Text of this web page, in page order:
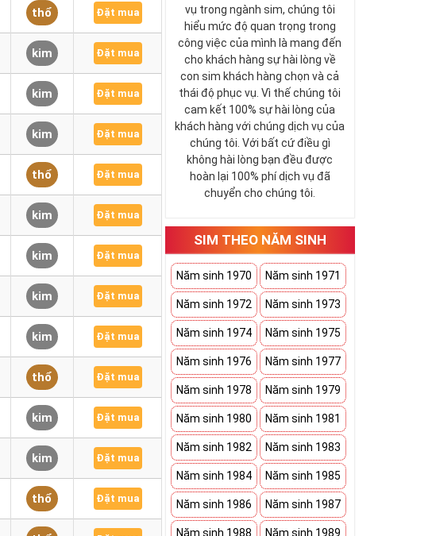
thổ Đặt mua
kim Đặt mua
kim Đặt mua
kim Đặt mua
thổ Đặt mua
kim Đặt mua
kim Đặt mua
kim Đặt mua
kim Đặt mua
thổ Đặt mua
kim Đặt mua
kim Đặt mua
thổ Đặt mua
vụ trong ngành sim, chúng tôi
hiểu mức độ quan trọng trong
công việc của mình là mang đến
cho khách hàng sự hài lòng về
con sim khách hàng chọn và cả
thái độ phục vụ. Vì thế chúng tôi
cam kết 100% sự hài lòng của
khách hàng với chúng dịch vụ của
chúng tôi. Với bất cứ điều gì
không hài lòng bạn đều được
hoàn lại 100% phí dịch vụ đã
chuyển cho chúng tôi.
SIM THEO NĂM SINH
Năm sinh 1970 Năm sinh 1971
Năm sinh 1972 Năm sinh 1973
Năm sinh 1974 Năm sinh 1975
Năm sinh 1976 Năm sinh 1977
Năm sinh 1978 Năm sinh 1979
Năm sinh 1980 Năm sinh 1981
Năm sinh 1982 Năm sinh 1983
Năm sinh 1984 Năm sinh 1985
Năm sinh 1986 Năm sinh 1987
Năm sinh 1988 Năm sinh 1989